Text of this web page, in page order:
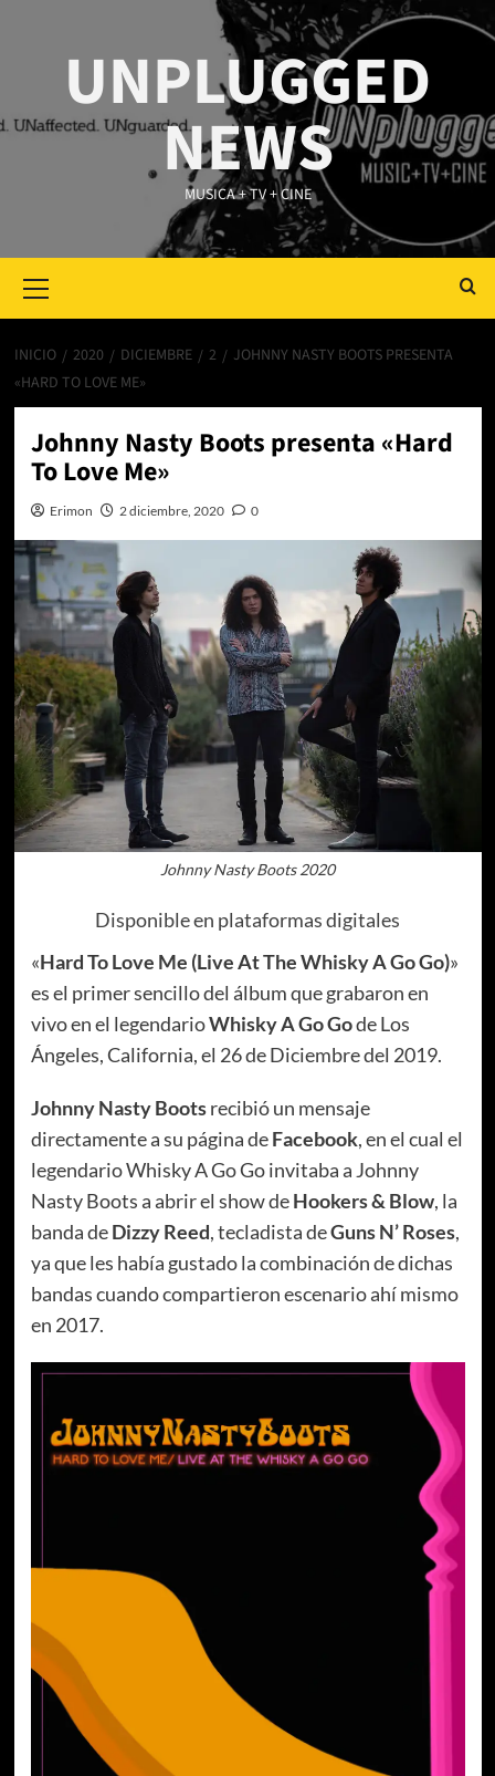
UNPLUGGED
NEWS
MUSICA + TV + CINE
Menu
INICIO 2020 DICIEMBRE 2
JOHNNY NASTY BOOTS PRESENTA
«HARD TO LOVE ME»
Johnny Nasty Boots presenta «Hard
To Love Me»
Erimon 2 diciembre, 2020 0
Johnny Nasty Boots 2020
Disponible en plataformas digitales
«Hard To Love Me (Live At The Whisky A Go Go)»
es el primer sencillo del álbum que grabaron en
vivo en el legendarioWhisky A Go Gode Los
Ángeles, California, el 26 de Diciembre del 2019.
Johnny Nasty Bootsrecibió un mensaje
directamente a su página deFacebook, en el cual el
legendario Whisky A Go Go invitaba a Johnny
Nasty Boots a abrir el show deHookers & Blow, la
banda deDizzy Reed, tecladista deGuns N’ Roses,
ya que les había gustado la combinación de dichas
bandas cuando compartieron escenario ahí mismo
en 2017.